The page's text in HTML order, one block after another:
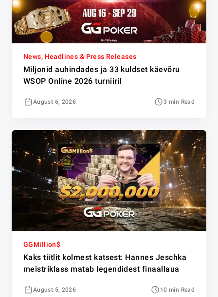
News, Headlines & Press Releases
Miljonid auhindades ja 33 kuldset käevõru
WSOP Online 2026 turniiril
August 6, 2026 3 min Read
GGMillion$
Kaks tiitlit kolmest katsest: Hannes Jeschka
meistriklass matab legendidest finaallaua
August 5, 2026 10 min Read